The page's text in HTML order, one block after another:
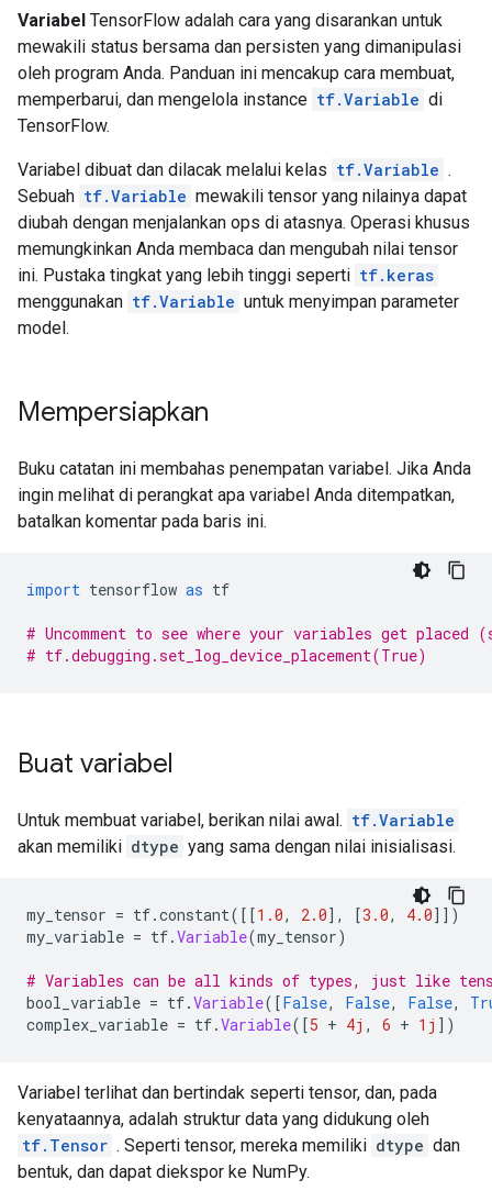
Variabel TensorFlow adalah cara yang disarankan untuk
mewakili status bersama dan persisten yang dimanipulasi
oleh program Anda. Panduan ini mencakup cara membuat,
memperbarui, dan mengelola instance tf.Variable di
TensorFlow.
Variabel dibuat dan dilacak melalui kelas tf.Variable .
Sebuah tf.Variable mewakili tensor yang nilainya dapat
diubah dengan menjalankan ops di atasnya. Operasi khusus
memungkinkan Anda membaca dan mengubah nilai tensor
ini. Pustaka tingkat yang lebih tinggi seperti tf.keras
menggunakan tf.Variable untuk menyimpan parameter
model.
Mempersiapkan
Buku catatan ini membahas penempatan variabel. Jika Anda
ingin melihat di perangkat apa variabel Anda ditempatkan,
batalkan komentar pada baris ini.
import tensorflow as tf
# Uncomment to see where your variables get placed
# tf.debugging.set_log_device_placement(True)
Buat variabel
Untuk membuat variabel, berikan nilai awal. tf.Variable
akan memiliki dtype yang sama dengan nilai inisialisasi.
my_tensor = tf.constant([[1.0, 2.0], [3.0, 4.0]])
my_variable = tf.Variable(my_tensor)
# Variables can be all kinds of types, just like
bool_variable = tf.Variable([False, False, False,
complex_variable = tf.Variable([5 + 4j , 6 + 1j ])
Variabel terlihat dan bertindak seperti tensor, dan, pada
kenyataannya, adalah struktur data yang didukung oleh
tf.Tensor . Seperti tensor, mereka memiliki dtype dan
bentuk, dan dapat diekspor ke NumPy.